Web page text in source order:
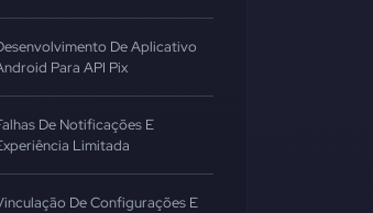
De Aplicativo
Para API Pix
De Notificações E
Limitada
De Configurações E